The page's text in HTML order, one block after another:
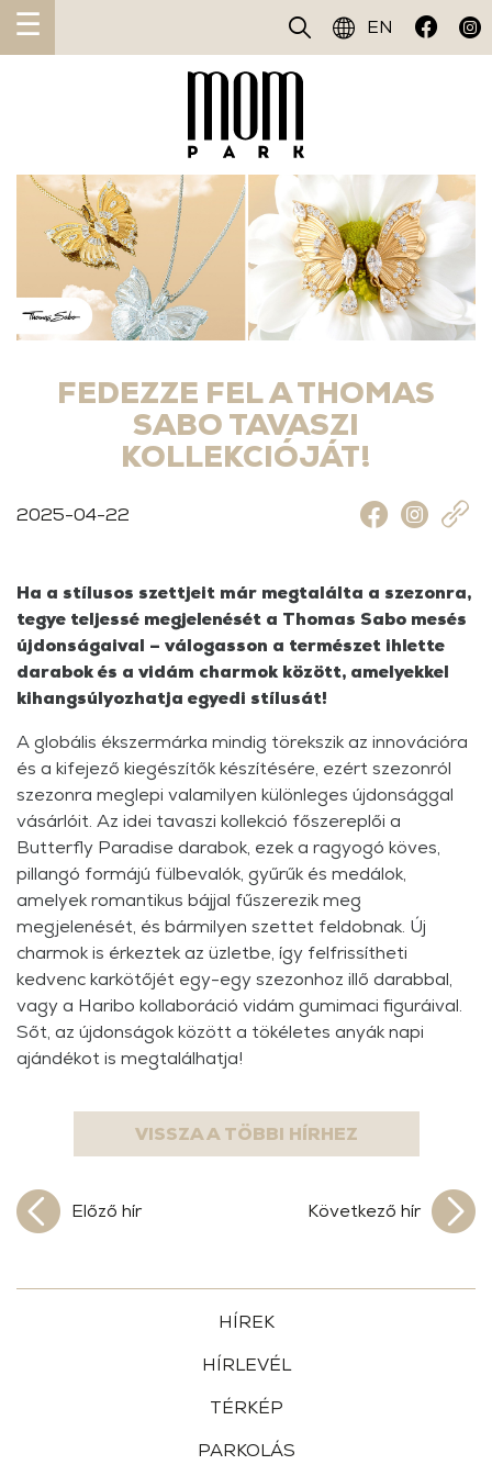
EN
☰
2025-04-22
FEDEZZE FEL A THOMAS
SABO TAVASZI
KOLLEKCIÓJÁT!
Ha a stílusos szettjeit már megtalálta a szezonra,
tegye teljessé megjelenését a Thomas Sabo mesés
újdonságaival – válogasson a természet ihlette
darabok és a vidám charmok között, amelyekkel
kihangsúlyozhatja egyedi stílusát!
A globális ékszermárka mindig törekszik az innovációra
és a kifejező kiegészítők készítésére, ezért szezonról
szezonra meglepi valamilyen különleges újdonsággal
vásárlóit. Az idei tavaszi kollekció főszereplői a
Butterfly Paradise darabok, ezek a ragyogó köves,
pillangó formájú fülbevalók, gyűrűk és medálok,
amelyek romantikus bájjal fűszerezik meg
megjelenését, és bármilyen szettet feldobnak. Új
charmok is érkeztek az üzletbe, így felfrissítheti
kedvenc karkötőjét egy-egy szezonhoz illő darabbal,
vagy a Haribo kollaboráció vidám gumimaci figuráival.
Sőt, az újdonságok között a tökéletes anyák napi
ajándékot is megtalálhatja!
Előző hír
VISSZA A TÖBBI HÍRHEZ
Következő hír
HÍREK
HÍRLEVÉL
TÉRKÉP
PARKOLÁS